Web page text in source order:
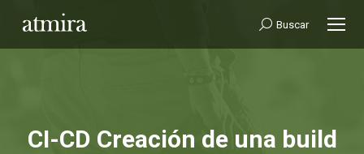
Buscar:
Buscar
CI-CD Creación de una build